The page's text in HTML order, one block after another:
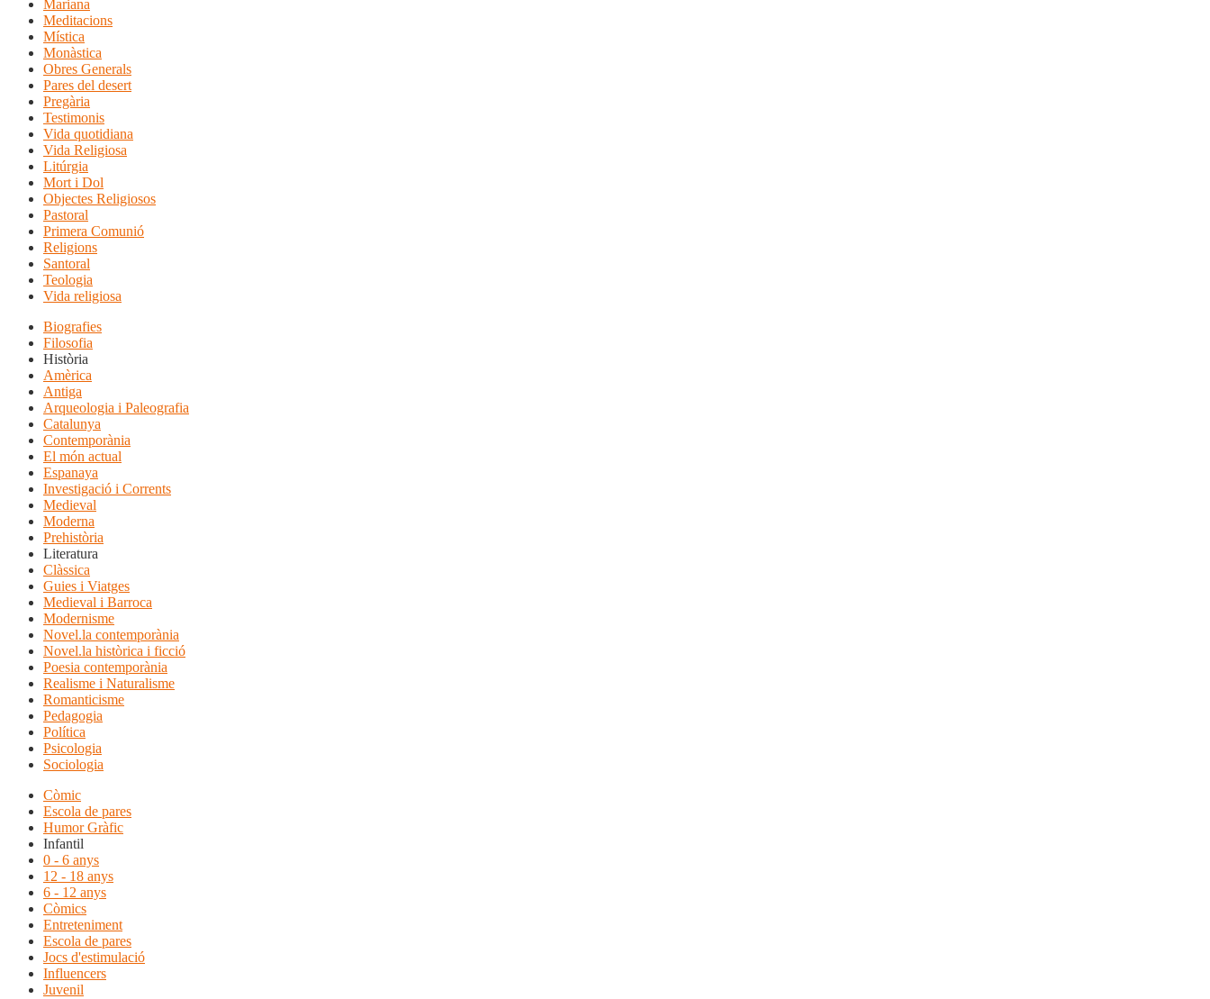
Mariana
Meditacions
Mística
Monàstica
Obres Generals
Pares del desert
Pregària
Testimonis
Vida quotidiana
Vida Religiosa
Litúrgia
Mort i Dol
Objectes Religiosos
Pastoral
Primera Comunió
Religions
Santoral
Teologia
Vida religiosa
Biografies
Filosofia
Història
Amèrica
Antiga
Arqueologia i Paleografia
Catalunya
Contemporània
El món actual
Espanaya
Investigació i Corrents
Medieval
Moderna
Prehistòria
Literatura
Clàssica
Guies i Viatges
Medieval i Barroca
Modernisme
Novel.la contemporània
Novel.la històrica i ficció
Poesia contemporània
Realisme i Naturalisme
Romanticisme
Pedagogia
Política
Psicologia
Sociologia
Còmic
Escola de pares
Humor Gràfic
Infantil
0 - 6 anys
12 - 18 anys
6 - 12 anys
Còmics
Entreteniment
Escola de pares
Jocs d'estimulació
Influencers
Juvenil